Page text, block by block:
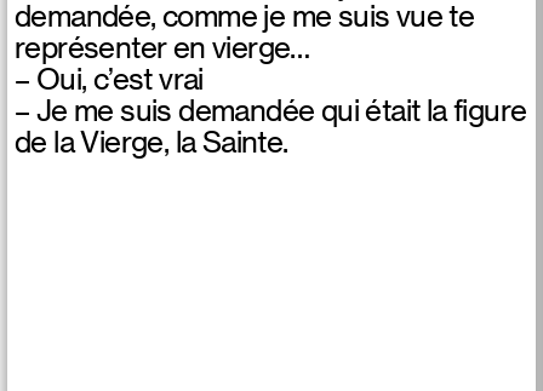
demandée, comme je me suis vue te
représenter en vierge…
– Oui, c’est vrai
– Je me suis demandée qui était la figure
de la Vierge, la Sainte.